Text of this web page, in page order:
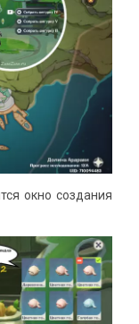
окно создания